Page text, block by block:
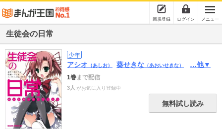
新規登録 ログイン メニュー
生徒会の日常
少年
アシオ （あしお） 葵せきな （あおいせきな） …他▼
1巻まで配信
3人 がお気に入り登録中
無料試し読み